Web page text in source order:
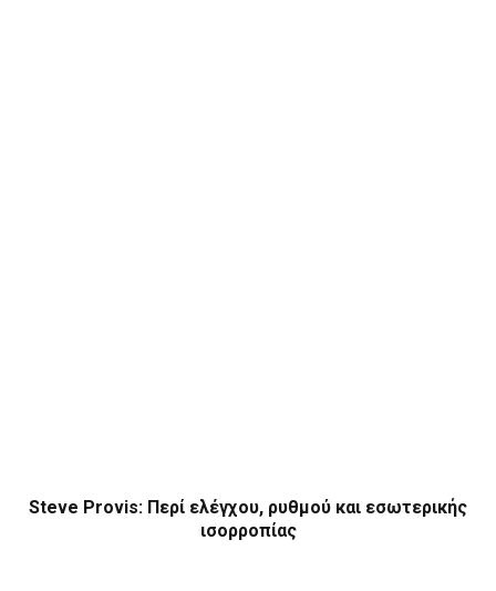
Steve Provis: Περί ελέγχου, ρυθμού και εσωτερικής
ισορροπίας